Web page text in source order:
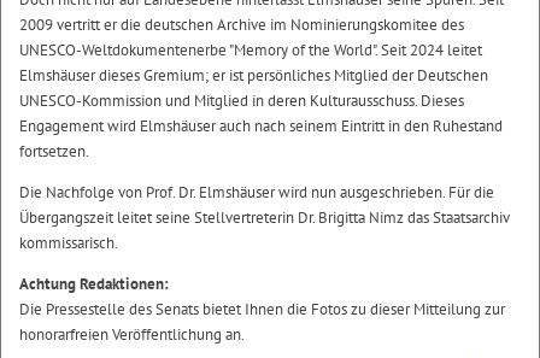
2009 vertritt er die deutschen Archive im Nominierungskomitee des
UNESCO-Weltdokumentenerbe "Memory of the World". Seit 2024 leitet
Elmshäuser dieses Gremium; er ist persönliches Mitglied der Deutschen
UNESCO-Kommission und Mitglied in deren Kulturausschuss. Dieses
Engagement wird Elmshäuser auch nach seinem Eintritt in den Ruhestand
fortsetzen.
Die Nachfolge von Prof. Dr. Elmshäuser wird nun ausgeschrieben. Für die
Übergangszeit leitet seine Stellvertreterin Dr. Brigitta Nimz das Staatsarchiv
kommissarisch.
Achtung Redaktionen:
Die Pressestelle des Senats bietet Ihnen die Fotos zu dieser Mitteilung zur
honorarfreien Veröffentlichung an.